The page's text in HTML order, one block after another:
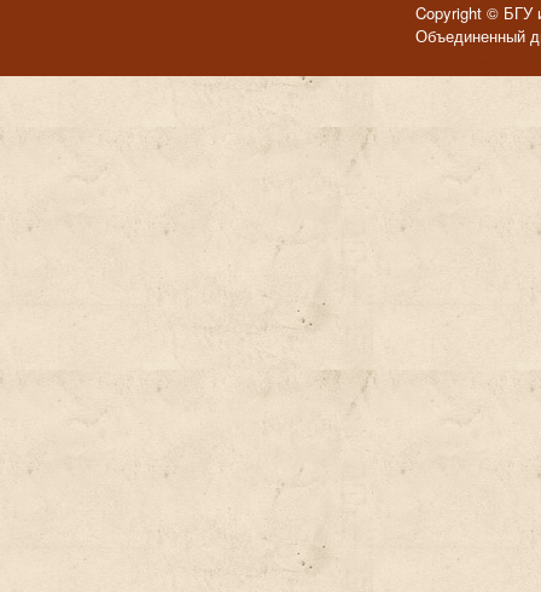
Copyright © БГУ
Объединенный